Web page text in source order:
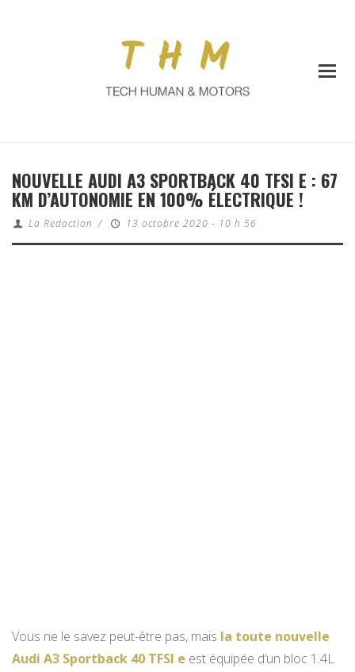
NOUVELLE AUDI A3 SPORTBACK 40 TFSI E : 67
KM D’AUTONOMIE EN 100% ÉLECTRIQUE !
La Redaction / 13 octobre 2020 - 10 h 56
Vous ne le savez peut-être pas, mais la toute nouvelle
Audi A3 Sportback 40 TFSI e est équipée d’un bloc 1.4L